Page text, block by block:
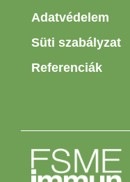
Adatvédelem
Süti szabályzat
Referenciák